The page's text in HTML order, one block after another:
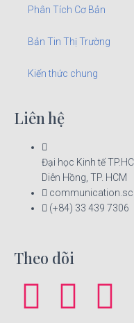
Phân Tích Cơ Bản
Bản Tin Thị Trường
Kiến thức chung
Liên hệ
Đại học Kinh tế
Diên Hồng, TP. HCM
(+84) 33 439 7306
Theo dõi